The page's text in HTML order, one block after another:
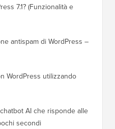
7.1? (Funzionalità e
antispam di WordPress –
WordPress utilizzando
AI che risponde alle
secondi